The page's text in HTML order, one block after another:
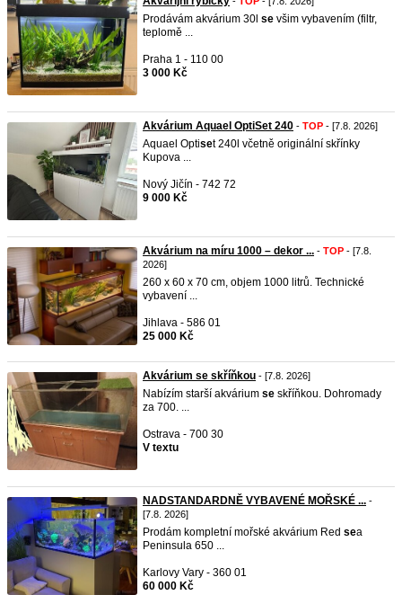
Prodávám akvárium 30l se všim vybavením (filtr,
teplomě ...
Praha 1 - 110 00
3 000 Kč
Akvárium Aquael OptiSet 240 - TOP - [7.8. 2026]
Aquael Optiset 240l včetně originální skřínky
Kupova ...
Nový Jičín - 742 72
9 000 Kč
Akvárium na míru 1000 – dekor ... - TOP - [7.8.
2026]
260 x 60 x 70 cm, objem 1000 litrů. Technické
vybavení ...
Jihlava - 586 01
25 000 Kč
Akvárium se skříňkou - [7.8. 2026]
Nabízím starší akvárium se skříňkou. Dohromady
za 700. ...
Ostrava - 700 30
V textu
NADSTANDARDNĚ VYBAVENÉ MOŘSKÉ ... -
[7.8. 2026]
Prodám kompletní mořské akvárium Red sea
Peninsula 650 ...
Karlovy Vary - 360 01
60 000 Kč